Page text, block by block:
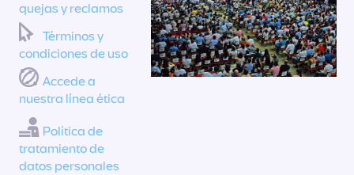
quejas y reclamos
Términos y
condiciones de uso
Accede a
nuestra línea ética
Política de
tratamiento de
datos personales